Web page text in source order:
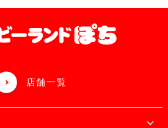
店舗一覧